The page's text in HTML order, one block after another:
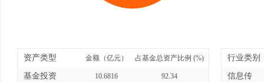
资产类型 金额（亿元） 占基金总资产比例 (%)
基金投资 10.6816 92.34
行业类别
信息传